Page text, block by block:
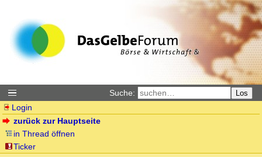
Suche: Los
Login
zurück zur Hauptseite
in Thread öffnen
Ticker